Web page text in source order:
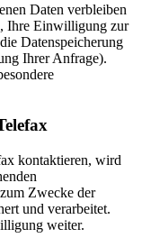
Daten verbleiben
Ihre Einwilligung zur
Datenspeicherung
Ihrer Anfrage).
kontaktieren, wird
Zwecke der
und verarbeitet.
weiter.